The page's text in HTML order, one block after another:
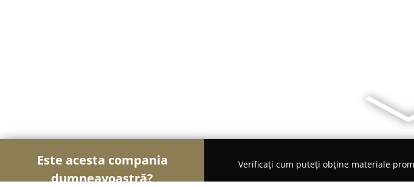
Este acesta compania
dumneavoastră?
Verificați cum puteți obține materiale